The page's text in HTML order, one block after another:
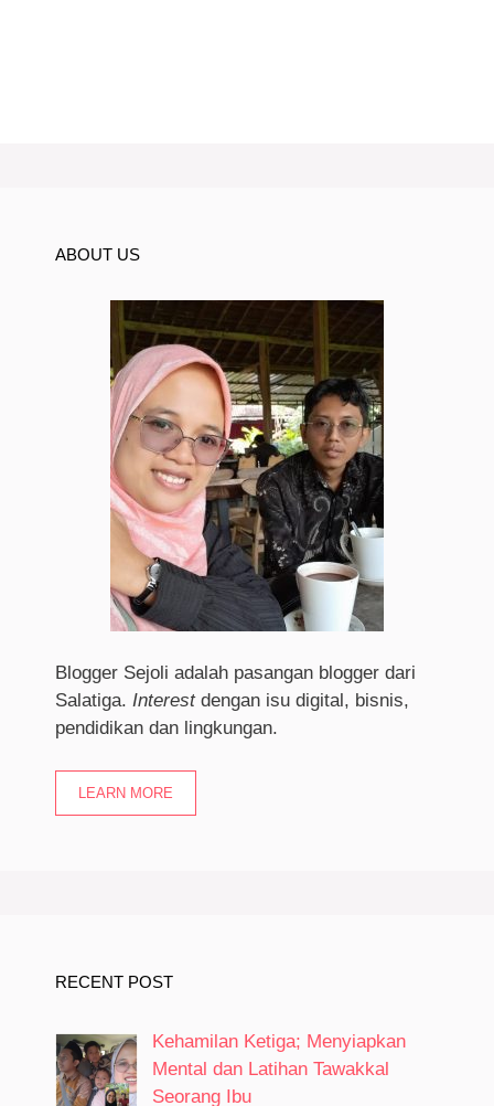
ABOUT US
Blogger Sejoli adalah pasangan blogger dari
Salatiga. Interestdengan isu digital, bisnis,
pendidikan dan lingkungan.
LEARN MORE
RECENT POST
Kehamilan Ketiga; Menyiapkan
Mental dan Latihan Tawakkal
Seorang Ibu